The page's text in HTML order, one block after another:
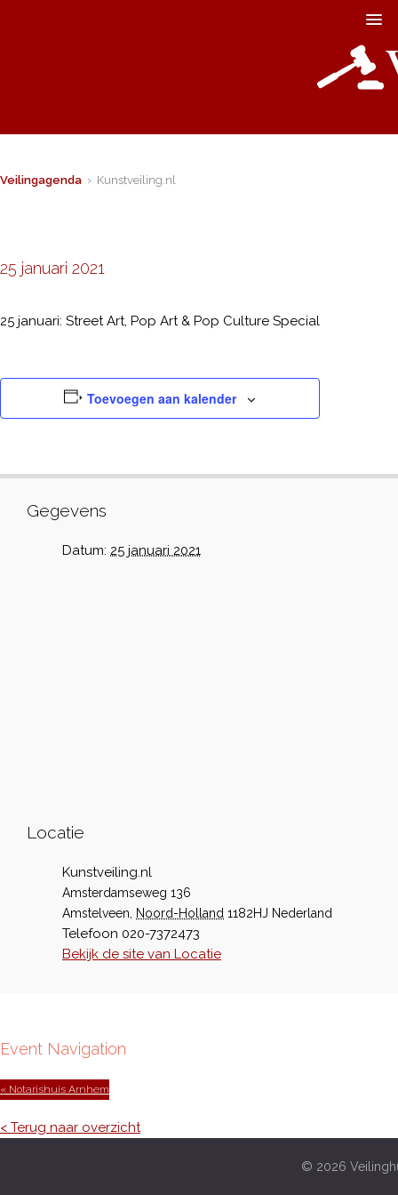
Veilingagenda › Kunstveiling.nl
25 januari 2021
25 januari: Street Art, Pop Art & Pop Culture Special
Toevoegen aan kalender
Gegevens
Datum: 25 januari 2021
Locatie
Kunstveiling.nl
Amsterdamseweg 136
Amstelveen
Noord-Holland 1182HJ Nederland
Telefoon 020-7372473
Bekijk de site van Locatie
Event Navigation
« Notarishuis Arnhem
< Terug naar overzicht
© 2026